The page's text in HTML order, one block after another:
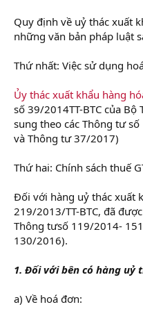
Quy định về uỷ thác xuất
những văn bản pháp luật
Thứ nhất: Việc sử dụng
Ủy thác xuất khẩu hàng
số 39/2014TT-BTC của
sung theo các Thông tư
và Thông tư 37/2017)
Thứ hai: Chính sách thuế
Đối với hàng uỷ thác xuất
219/2013/TT-BTC, đã
Thông tưsố 119/2014-
130/2016).
1. Đối với bên có hàng uỷ
a) Về hoá đơn: